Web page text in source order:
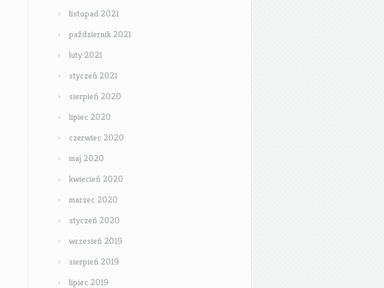
listopad 2021
październik 2021
luty 2021
styczeń 2021
sierpień 2020
lipiec 2020
czerwiec 2020
maj 2020
kwiecień 2020
marzec 2020
styczeń 2020
wrzesień 2019
sierpień 2019
lipiec 2019